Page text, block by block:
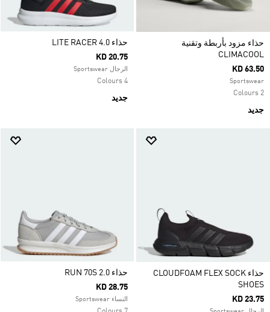
حذاء مزود بأربطة وتقنية
CLIMACOOL
KD 63.50
Sportswear
2 Colours
جديد
حذاء LITE RACER 4.0
KD 20.75
الرجال Sportswear
4 Colours
جديد
حذاء CLOUDFOAM FLEX SOCK
SHOES
KD 23.75
حذاء RUN 70S 2.0
KD 28.75
النساء Sportswear